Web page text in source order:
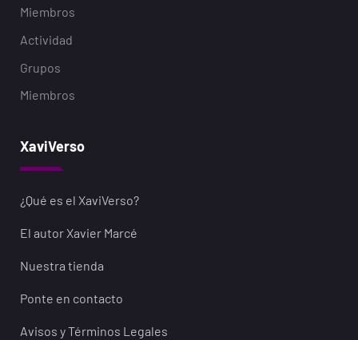
Miembros
Actividad
Grupos
Miembros
XaviVerso
¿Qué es el XaviVerso?
El autor Xavier Marcé
Nuestra tienda
Ponte en contacto
Avisos y Términos Legales